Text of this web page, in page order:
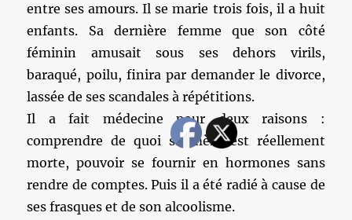
entre ses amours. Il se marie trois fois, il a huit
enfants. Sa dernière femme que son côté
féminin amusait sous ses dehors virils,
baraqué, poilu, finira par demander le divorce,
lassée de ses scandales à répétitions.
Il a fait médecine pour deux raisons :
comprendre de quoi sa mère est réellement
morte, pouvoir se fournir en hormones sans
rendre de comptes. Puis il a été radié à cause de
ses frasques et de son alcoolisme.